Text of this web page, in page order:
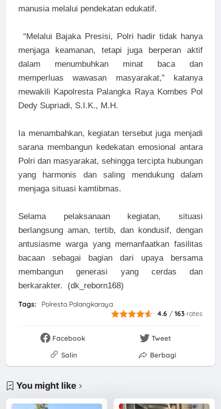
manusia melalui pendekatan edukatif.
“Melalui Bajaka Presisi, Polri hadir tidak hanya
menjaga keamanan, tetapi juga berperan aktif
dalam menumbuhkan minat baca dan
memperluas wawasan masyarakat,” katanya
mewakili Kapolresta Palangka Raya Kombes Pol
Dedy Supriadi, S.I.K., M.H.
Ia menambahkan, kegiatan tersebut juga menjadi
sarana membangun kedekatan emosional antara
Polri dan masyarakat, sehingga tercipta hubungan
yang harmonis dan saling mendukung dalam
menjaga situasi kamtibmas.
Selama pelaksanaan kegiatan, situasi
berlangsung aman, tertib, dan kondusif, dengan
antusiasme warga yang memanfaatkan fasilitas
bacaan sebagai bagian dari upaya bersama
membangun generasi yang cerdas dan
berkarakter. (dk_reborn168)
Tags:
Polresta Palangkaraya
4.6 /163 rates
Facebook
Tweet
Salin
Berbagi
You might like